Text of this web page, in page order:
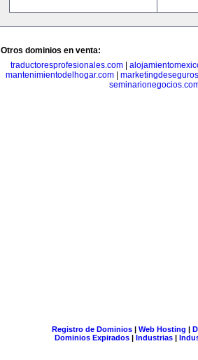
Otros dominios en venta:
traductoresprofesionales.com|
mantenimientodelhogar.com|
Registro de Dominios| Web Hosting |
Dominios Expirados | Industrias |